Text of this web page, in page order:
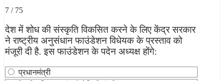
7 / 75
देश में शोध की संस्कृति विकसित करने के लिए केंद्र सरकार
ने राष्ट्रीय अनुसंधान फाउंडेशन विधेयक के प्रस्ताव को
मंजूरी दी है. इस फाउंडेशन के पदेन अध्यक्ष होंगे:
प्रधानमंत्री